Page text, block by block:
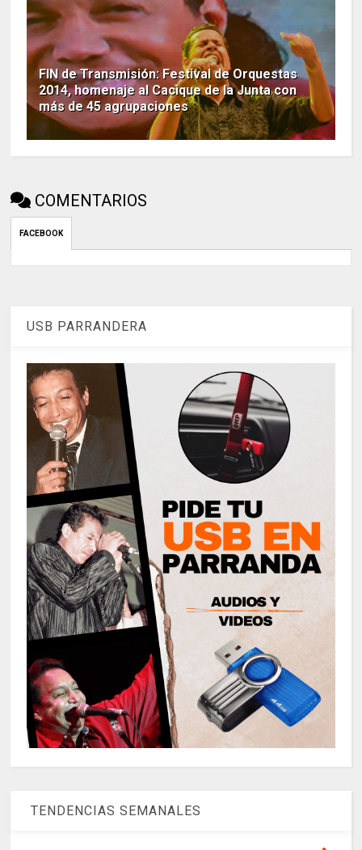
FIN de Transmisión: Festival de Orquestas
2014, homenaje al Cacique de la Junta con
más de 45 agrupaciones
COMENTARIOS
FACEBOOK
USB PARRANDERA
TENDENCIAS SEMANALES